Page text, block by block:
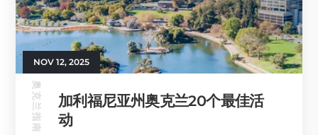
NOV 12, 2025
奥克兰指南
加利福尼亚州奥克兰20个最佳活
动